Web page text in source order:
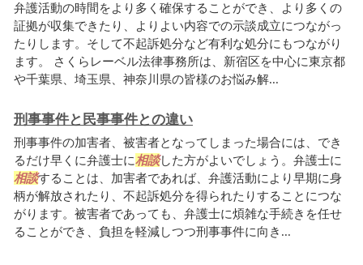
弁護活動の時間をより多く確保することができ、より多くの
証拠が収集できたり、よりよい内容での示談成立につながっ
たりします。そして不起訴処分など有利な処分にもつながり
ます。 さくらレーベル法律事務所は、新宿区を中心に東京都
や千葉県、埼玉県、神奈川県の皆様のお悩み解...
刑事事件と民事事件との違い
刑事事件の加害者、被害者となってしまった場合には、でき
るだけ早くに弁護士に相談した方がよいでしょう。弁護士に
相談することは、加害者であれば、弁護活動により早期に身
柄が解放されたり、不起訴処分を得られたりすることにつな
がります。被害者であっても、弁護士に煩雑な手続きを任せ
ることができ、負担を軽減しつつ刑事事件に向き...